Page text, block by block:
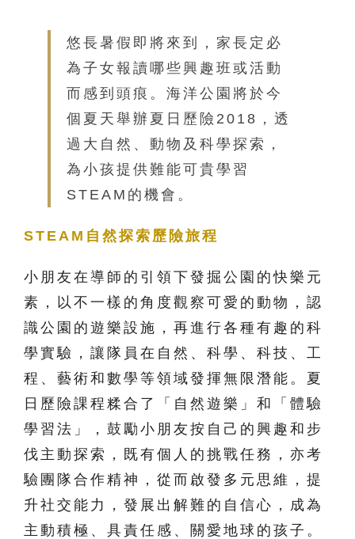
悠長暑假即將來到，家長定必
為子女報讀哪些興趣班或活動
而感到頭痕。海洋公園將於今
個夏天舉辦夏日歷險2018，透
過大自然、動物及科學探索，
為小孩提供難能可貴學習
STEAM的機會。
STEAM自然探索歷險旅程
小朋友在導師的引領下發掘公園的快樂元
素，以不一樣的角度觀察可愛的動物，認
識公園的遊樂設施，再進行各種有趣的科
學實驗，讓隊員在自然、科學、科技、工
程、藝術和數學等領域發揮無限潛能。夏
日歷險課程糅合了「自然遊樂」和「體驗
學習法」，鼓勵小朋友按自己的興趣和步
伐主動探索，既有個人的挑戰任務，亦考
驗團隊合作精神，從而啟發多元思維，提
升社交能力，發展出解難的自信心，成為
主動積極、具責任感、關愛地球的孩子。